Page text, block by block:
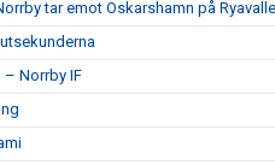
tar emot Oskarshamn på
– Norrby IF